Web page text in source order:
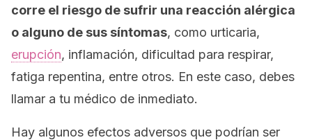
corre el riesgo de sufrir una reacción alérgica
o alguno de sus síntomas, como urticaria,
erupción, inflamación, dificultad para respirar,
fatiga repentina, entre otros. En este caso, debes
llamar a tu médico de inmediato.
Hay algunos efectos adversos que podrían ser